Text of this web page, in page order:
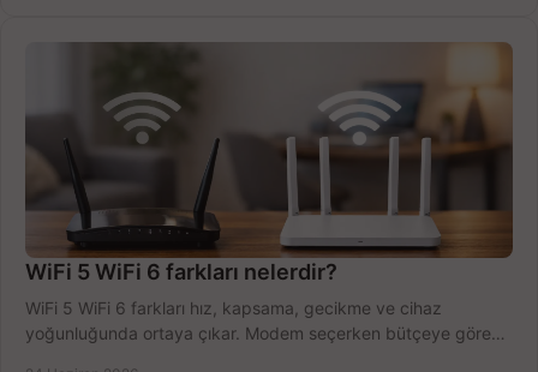
WiFi 5 WiFi 6 farkları nelerdir?
WiFi 5 WiFi 6 farkları hız, kapsama, gecikme ve cihaz
yoğunluğunda ortaya çıkar. Modem seçerken bütçeye göre